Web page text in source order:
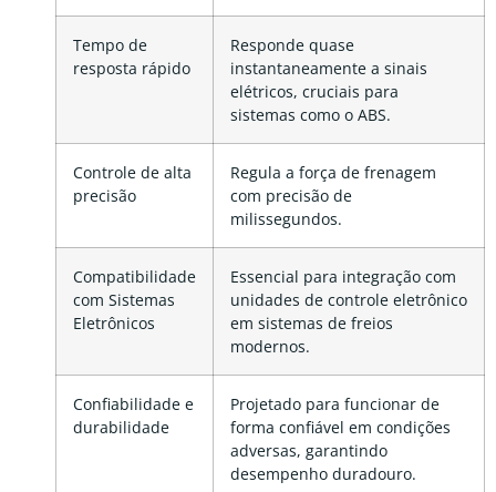
Tempo de
resposta rápido
Responde quase
instantaneamente a sinais
elétricos, cruciais para
sistemas como o ABS.
Controle de alta
precisão
Regula a força de frenagem
com precisão de
milissegundos.
Compatibilidade
com Sistemas
Eletrônicos
Essencial para integração com
unidades de controle eletrônico
em sistemas de freios
modernos.
Confiabilidade e
durabilidade
Projetado para funcionar de
forma confiável em condições
adversas, garantindo
desempenho duradouro.